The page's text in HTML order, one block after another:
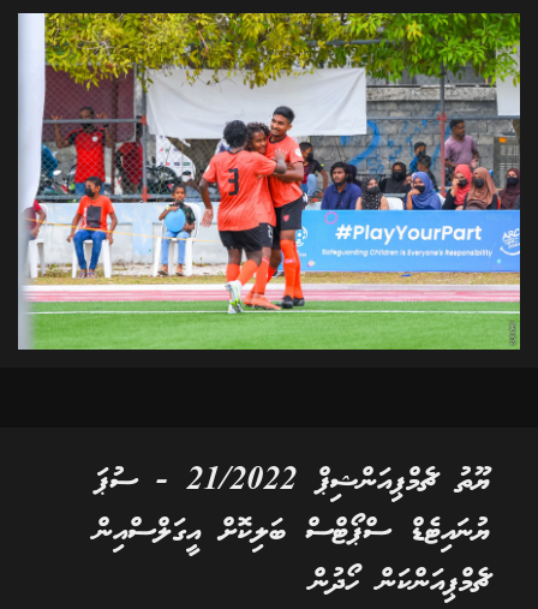
ޔޫތު ޗެމްޕިއަންޝިޕް 21/2022 - ސުޕަ
ޔުނައިޓެޑް ސްޕޯޓްސް ބަލިކޮށް އީގަލްސްއިން
ޗެމްޕިއަންކަން ހޯދުން